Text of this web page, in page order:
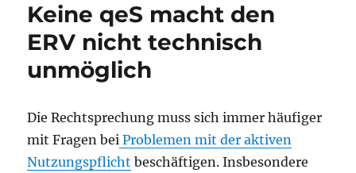
Keine qeS macht den
ERV nicht technisch
unmöglich
Die Rechtsprechung muss sich immer häufiger
mit Fragen bei Problemen mit der aktiven
Nutzungspflicht beschäftigen. Insbesondere